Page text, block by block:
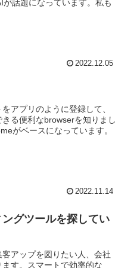
話題になっています。私も
2022.12.05
アプリのように登録して、
る便利なbrowserを知りまし
がベースになっています。
2022.11.14
グツールを探してい
アップを図りたい人、会社
す。スマートで効率的な